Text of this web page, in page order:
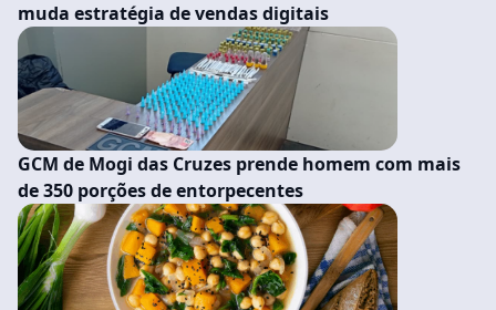
muda estratégia de vendas digitais
GCM de Mogi das Cruzes prende homem com mais
de 350 porções de entorpecentes